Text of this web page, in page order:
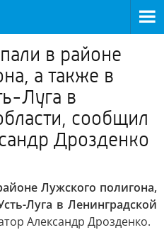
в районе
а также в
Луга в
сообщил
Дрозденко
Лужского полигона,
Луга в Ленинградской
Александр Дрозденко.